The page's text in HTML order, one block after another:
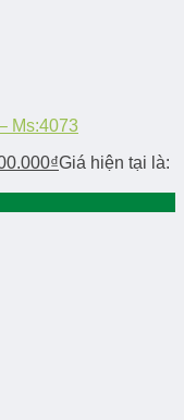
Ms:4073
₫Giá hiện tại là: